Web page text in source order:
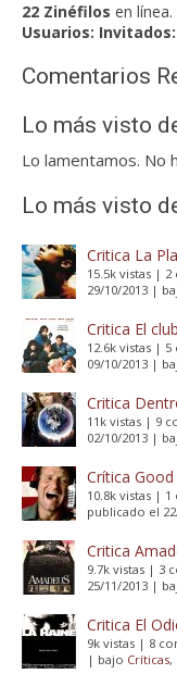
22 Zinéfilos en línea.
Usuarios: Invitados:
Comentarios
Lo más visto
Lo lamentamos. No
Lo más visto
Critica La
15.5k vistas | 2
29/10/2013 |
Critica El
12.6k vistas | 5
09/10/2013 |
Critica
11k vistas | 9
02/10/2013 |
Crítica
10.8k vistas | 1
publicado el
Critica
9.7k vistas | 3
25/11/2013 |
Critica El
9k vistas | 8
| bajo Críticas,